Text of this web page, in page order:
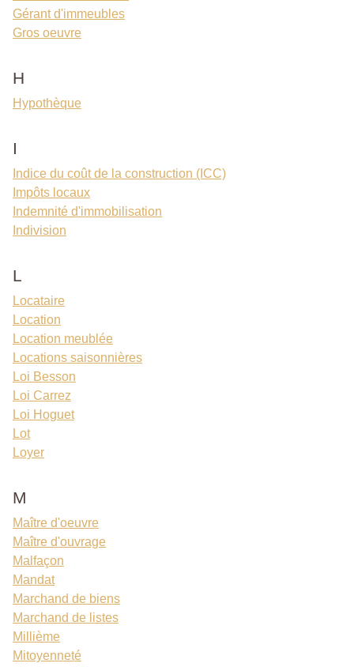
Gérant d'immeubles
Gros oeuvre
H
Hypothèque
I
Indice du coût de la construction (ICC)
Impôts locaux
Indemnité d'immobilisation
Indivision
L
Locataire
Location
Location meublée
Locations saisonnières
Loi Besson
Loi Carrez
Loi Hoguet
Lot
Loyer
M
Maître d'oeuvre
Maître d'ouvrage
Malfaçon
Mandat
Marchand de biens
Marchand de listes
Millième
Mitoyenneté